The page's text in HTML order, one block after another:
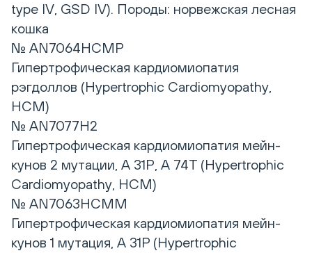
type IV, GSD IV). Породы: норвежская лесная
кошка
№ AN7064HCMP
Гипертрофическая кардиомиопатия
рэгдоллов (Hypertrophic Сardiomyopathy,
HCM)
№ AN7077H2
Гипертрофическая кардиомиопатия мейн-
кунов 2 мутации, А 31Р, А 74Т (Hypertrophic
Сardiomyopathy, HCM)
№ AN7063HCMM
Гипертрофическая кардиомиопатия мейн-
кунов 1 мутация, А 31Р (Hypertrophic